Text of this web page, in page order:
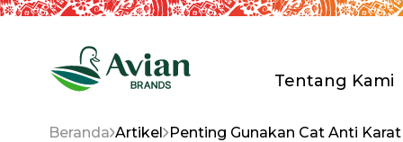
Tentang Kami
Beranda Artikel Penting Gunakan Cat Anti